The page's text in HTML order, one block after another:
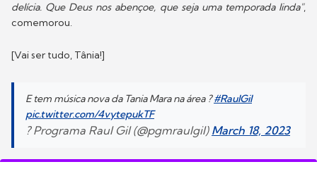
delícia. Que Deus nos abençoe, que seja uma temporada linda",
comemorou.
[Vai ser tudo, Tânia!]
E tem música nova da Tania Mara na área ?#RaulGil
pic.twitter.com/4vytepukTF
? Programa Raul Gil (@pgmraulgil) March 18, 2023